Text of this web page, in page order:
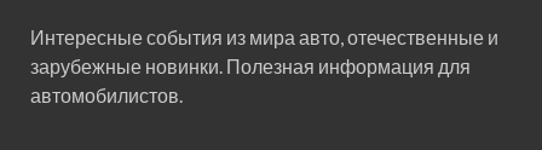
Интересные события из мира авто, отечественные и
зарубежные новинки. Полезная информация для
автомобилистов.